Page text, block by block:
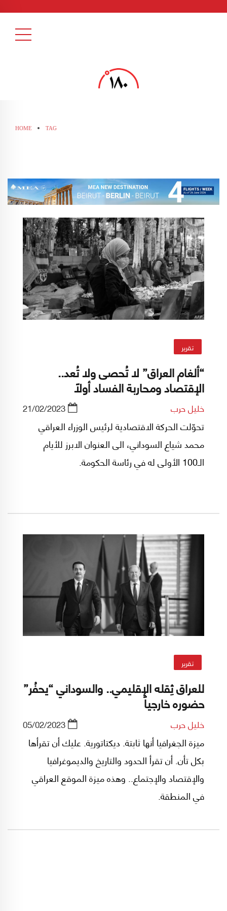
HOME TAG
تقرير
“ألغام العراق” لا تُحصى ولا تُعد..
الإقتصاد ومحاربة الفساد أولاً
خليل حرب 21/02/2023
تحوّلت الحركة الاقتصادية لرئيس الوزراء العراقي
محمد شياع السوداني، الى العنوان الابرز للأيام
الـ100 الأولى له في رئاسة الحكومة.
تقرير
للعراق ثِقله الإقليمي.. والسوداني “يحفُر”
حضوره خارجياً
خليل حرب 05/02/2023
ميزة الجغرافيا أنها ثابتة. ديكتاتورية. عليك أن تقرأها
بكل تأن. أن تقرأ الحدود والتاريخ والديموغرافيا
والإقتصاد والإجتماع.. وهذه ميزة الموقع العراقي
في المنطقة.